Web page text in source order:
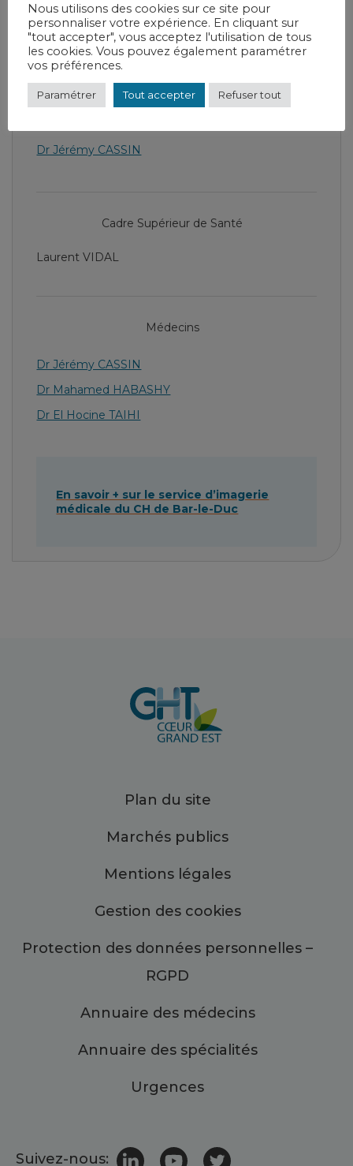
RDC - bâtiment principal - 1 boulevard
d'Argonne Bar-le-Duc
Dr Jérémy CASSIN
Cadre Supérieur de Santé
Laurent VIDAL
Médecins
Dr Jérémy CASSIN
Dr Mahamed HABASHY
Dr El Hocine TAIHI
En savoir + sur le service d’imagerie
médicale du CH de Bar-le-Duc
Plan du site
Marchés publics
Mentions légales
Gestion des cookies
Protection des données personnelles –
RGPD
Annuaire des médecins
Annuaire des spécialités
Urgences
Suivez-nous:
Nous utilisons des cookies sur ce site pour
personnaliser votre expérience. En cliquant sur
"tout accepter", vous acceptez l'utilisation de tous
les cookies. Vous pouvez également paramétrer
vos préférences.
Paramétrer Tout accepter Refuser tout